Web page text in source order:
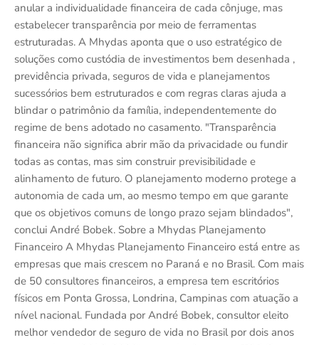
anular a individualidade financeira de cada cônjuge, mas
estabelecer transparência por meio de ferramentas
estruturadas. A Mhydas aponta que o uso estratégico de
soluções como custódia de investimentos bem desenhada ,
previdência privada, seguros de vida e planejamentos
sucessórios bem estruturados e com regras claras ajuda a
blindar o patrimônio da família, independentemente do
regime de bens adotado no casamento. "Transparência
financeira não significa abrir mão da privacidade ou fundir
todas as contas, mas sim construir previsibilidade e
alinhamento de futuro. O planejamento moderno protege a
autonomia de cada um, ao mesmo tempo em que garante
que os objetivos comuns de longo prazo sejam blindados",
conclui André Bobek. Sobre a Mhydas Planejamento
Financeiro A Mhydas Planejamento Financeiro está entre as
empresas que mais crescem no Paraná e no Brasil. Com mais
de 50 consultores financeiros, a empresa tem escritórios
físicos em Ponta Grossa, Londrina, Campinas com atuação a
nível nacional. Fundada por André Bobek, consultor eleito
melhor vendedor de seguro de vida no Brasil por dois anos